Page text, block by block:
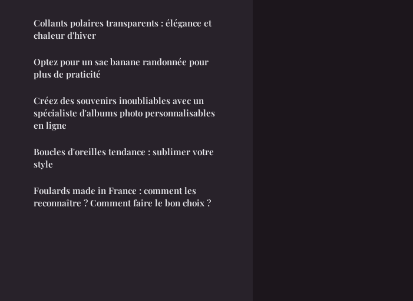
Collants polaires transparents : élégance et
chaleur d'hiver
Optez pour un sac banane randonnée pour
plus de praticité
Créez des souvenirs inoubliables avec un
spécialiste d'albums photo personnalisables
en ligne
Boucles d'oreilles tendance : sublimer votre
style
Foulards made in France : comment les
reconnaître ? Comment faire le bon choix ?